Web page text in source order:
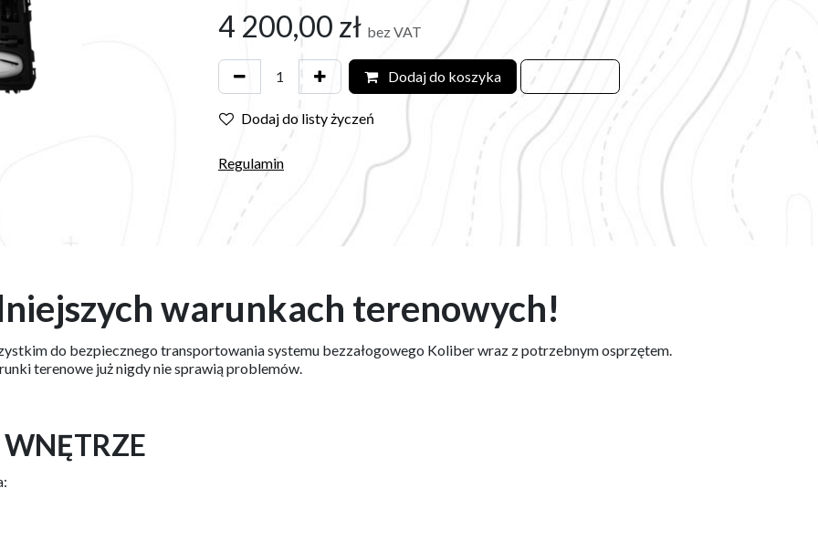
4 200,00 zł bez VAT
Dodaj do koszyka
Dodaj do listy życzeń
Regulamin
warunkach terenowych!
do bezpiecznego transportowania systemu bezzałogowego Koliber wraz z potrzebnym osprzętem.
terenowe już nigdy nie sprawią problemów.